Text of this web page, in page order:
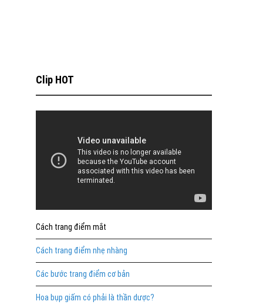
Clip HOT
Cách trang điểm mắt
Cách trang điểm nhẹ nhàng
Các bước trang điểm cơ bản
Hoa bụp giấm có phải là thần dược?